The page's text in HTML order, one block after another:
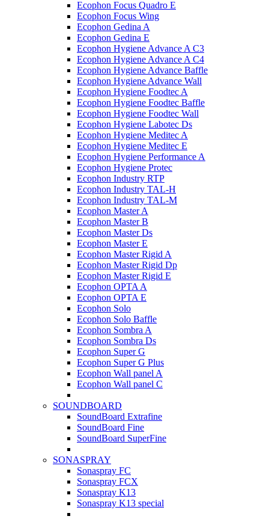
Ecophon Focus Quаdro E
Ecophon Focus Wing
Ecophon Gedina A
Ecophon Gedina E
Ecophon Hygiene Advance A C3
Ecophon Hygiene Advance A C4
Ecophon Hygiene Advance Baffle
Ecophon Hygiene Advance Wall
Ecophon Hygiene Foodtec A
Ecophon Hygiene Foodtec Baffle
Ecophon Hygiene Foodtec Wall
Ecophon Hygiene Labotec Ds
Ecophon Hygiene Meditec A
Ecophon Hygiene Meditec E
Ecophon Hygiene Performance A
Ecophon Hygiene Proteс
Ecophon Industry RTP
Ecophon Industry TAL-H
Ecophon Industry TAL-M
Ecophon Master A
Ecophon Master B
Ecophon Master Ds
Ecophon Master E
Ecophon Master Rigid A
Ecophon Master Rigid Dp
Ecophon Master Rigid E
Ecophon OPTA A
Ecophon OPTA E
Ecophon Solo
Ecophon Solo Baffle
Ecophon Sombra A
Ecophon Sombra Ds
Ecophon Super G
Ecophon Super G Plus
Ecophon Wall panel A
Ecophon Wall panel C
SOUNDBOARD
SoundBoard Extrafine
SoundBoard Fine
SoundBoard SuperFine
SONASPRAY
Sonaspray FC
Sonaspray FCX
Sonaspray K13
Sonaspray K13 special